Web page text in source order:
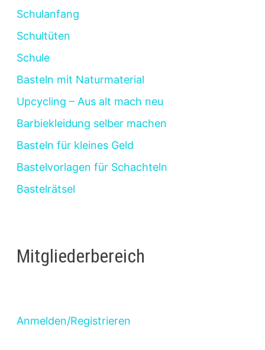
Schulanfang
Schultüten
Schule
Basteln mit Naturmaterial
Upcycling – Aus alt mach neu
Barbiekleidung selber machen
Basteln für kleines Geld
Bastelvorlagen für Schachteln
Bastelrätsel
Mitgliederbereich
Anmelden/Registrieren